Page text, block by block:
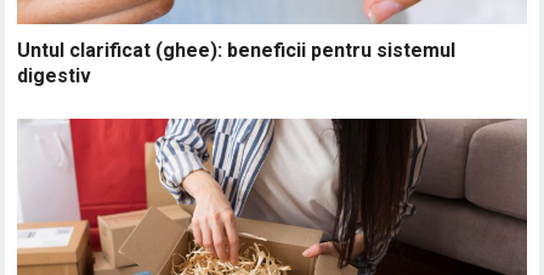
Untul clarificat (ghee): beneficii pentru sistemul
digestiv